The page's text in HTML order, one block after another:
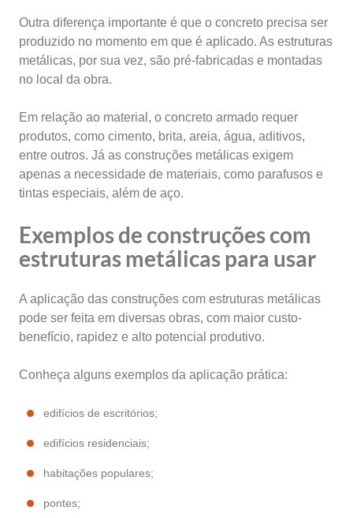
Outra diferença importante é que o concreto precisa ser
produzido no momento em que é aplicado. As estruturas
metálicas, por sua vez, são pré-fabricadas e montadas
no local da obra.
Em relação ao material, o concreto armado requer
produtos, como cimento, brita, areia, água, aditivos,
entre outros. Já as construções metálicas exigem
apenas a necessidade de materiais, como parafusos e
tintas especiais, além de aço.
Exemplos de construções com
estruturas metálicas para usar
A aplicação das construções com estruturas metálicas
pode ser feita em diversas obras, com maior custo-
benefício, rapidez e alto potencial produtivo.
Conheça alguns exemplos da aplicação prática:
edifícios de escritórios;
edifícios residenciais;
habitações populares;
pontes;